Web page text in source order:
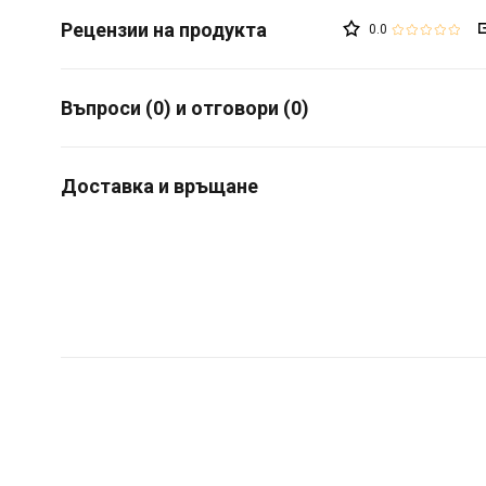
0.0
Въпроси (0) и отговори (0)
Доставка и връщане